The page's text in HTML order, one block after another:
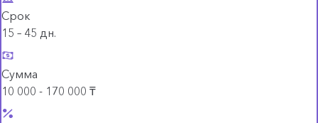
Срок
15 – 45 дн.
Сумма
10 000 - 170 000 ₸